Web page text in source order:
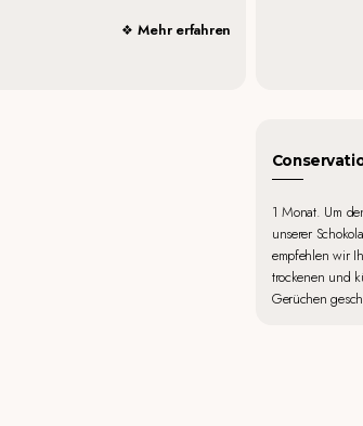
Mehr erfahren
1 Monat. Um
unserer
empfehlen wir
trockenen und
Gerüchen